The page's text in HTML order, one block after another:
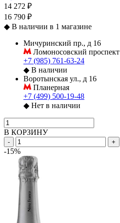
14 272 ₽
16 790 ₽
◆ В наличии в 1 магазине
Мичуринский пр., д 16
Ломоносовский проспект
+7 (985) 761-63-24
◆ В наличии
Воротынская ул., д 16
Планерная
+7 (499) 500-19-48
◆ Нет в наличии
В КОРЗИНУ
- +
-15%